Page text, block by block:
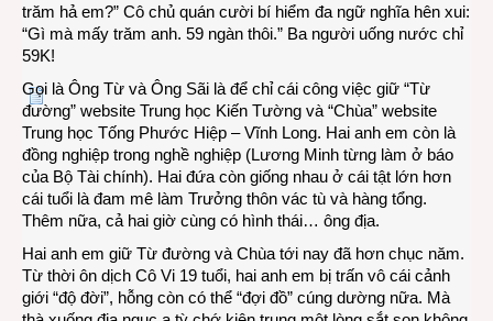
trăm hả em?” Cô chủ quán cười bí hiểm đa ngữ nghĩa hên xui:
“Gì mà mấy trăm anh. 59 ngàn thôi.” Ba người uống nước chỉ
59K!
Gọi là Ông Từ và Ông Sãi là để chỉ cái công việc giữ “Từ
đường” website Trung học Kiến Tường và “Chùa” website
Trung học Tống Phước Hiệp – Vĩnh Long. Hai anh em còn là
đồng nghiệp trong nghề nghiệp (Lương Minh từng làm ở báo
của Bộ Tài chính). Hai đứa còn giống nhau ở cái tật lớn hơn
cái tuổi là đam mê làm Trưởng thôn vác tù và hàng tổng.
Thêm nữa, cả hai giờ cùng có hình thái… ông địa.
Hai anh em giữ Từ đường và Chùa tới nay đã hơn chục năm.
Từ thời ôn dịch Cô Vi 19 tuổi, hai anh em bị trấn vô cái cảnh
giới “độ đời”, hỗng còn có thể “đợi đồ” cúng dường nữa. Mà